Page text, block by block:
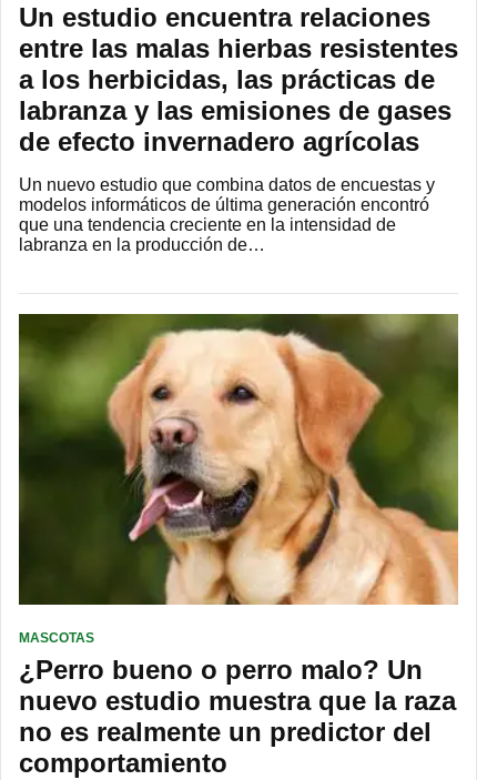
Un estudio encuentra relaciones
entre las malas hierbas resistentes
a los herbicidas, las prácticas de
labranza y las emisiones de gases
de efecto invernadero agrícolas
Un nuevo estudio que combina datos de encuestas y
modelos informáticos de última generación encontró
que una tendencia creciente en la intensidad de
labranza en la producción de…
MASCOTAS
¿Perro bueno o perro malo? Un
nuevo estudio muestra que la raza
no es realmente un predictor del
comportamiento